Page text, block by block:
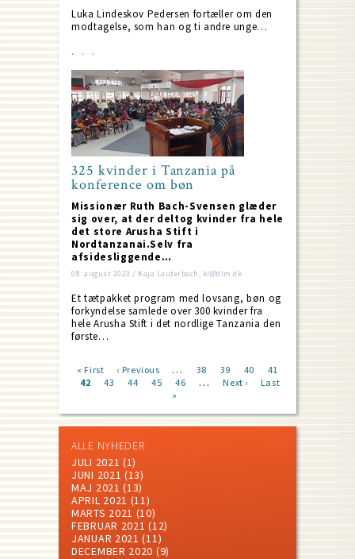
Luka Lindeskov Pedersen fortæller om den
modtagelse, som han og ti andre unge…
325 kvinder i Tanzania på
konference om bøn
Missionær Ruth Bach-Svensen glæder
sig over, at der deltog kvinder fra hele
det store Arusha Stift i
Nordtanzanai.Selv fra
afsidesliggende…
08. august 2023 / Kaja Lauterbach, kl@dlm.dk
Et tætpakket program med lovsang, bøn og
forkyndelse samlede over 300 kvinder fra
hele Arusha Stift i det nordlige Tanzania den
første…
Pagination
First
page
« First
Previous
page
‹ Previous … Page
38 Page
39 Page
40 Page
41
Current
42 Page
43 Page
44 Page
45 Page
46 …
Next
Next ›
Last
Last
»
ALLE NYHEDER
JULI 2021 (1)
JUNI 2021 (13)
MAJ 2021 (13)
APRIL 2021 (11)
MARTS 2021 (10)
FEBRUAR 2021 (12)
JANUAR 2021 (11)
DECEMBER 2020 (9)